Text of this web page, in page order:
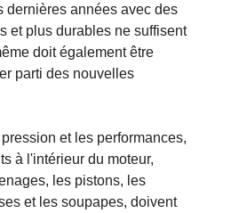
dernières années avec des
et plus durables ne suffisent
doit également être
parti des nouvelles
et les performances,
à l'intérieur du moteur,
les pistons, les
et les soupapes, doivent